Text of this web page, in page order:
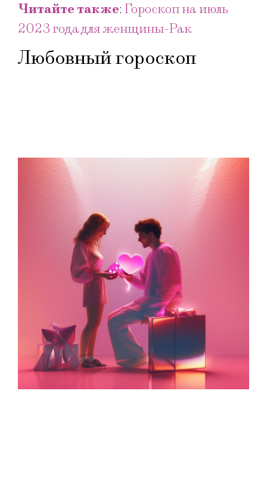
Читайте также: Гороскоп на июль
2023 года для женщины-Рак
Любовный гороскоп